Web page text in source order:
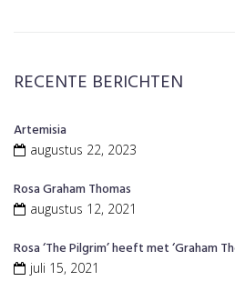
RECENTE BERICHTEN
Artemisia
augustus 22, 2023
Rosa Graham Thomas
augustus 12, 2021
Rosa ‘The Pilgrim’ heeft met ‘Graham
juli 15, 2021